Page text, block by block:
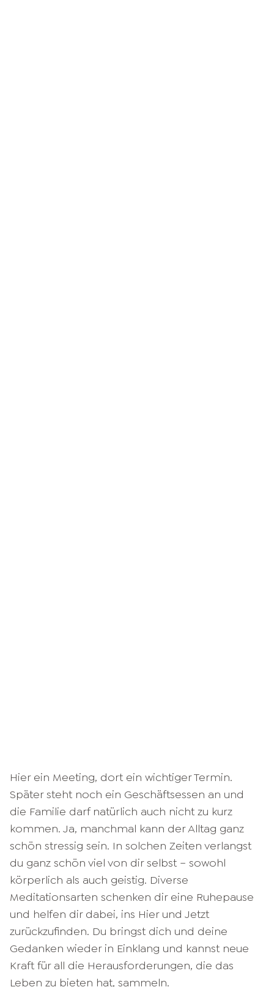
Hier ein Meeting, dort ein wichtiger Termin.
Später steht noch ein Geschäftsessen an und
die Familie darf natürlich auch nicht zu kurz
kommen. Ja, manchmal kann der Alltag ganz
schön stressig sein. In solchen Zeiten verlangst
du ganz schön viel von dir selbst – sowohl
körperlich als auch geistig. Diverse
Meditationsarten schenken dir eine Ruhepause
und helfen dir dabei, ins Hier und Jetzt
zurückzufinden. Du bringst dich und deine
Gedanken wieder in Einklang und kannst neue
Kraft für all die Herausforderungen, die das
Leben zu bieten hat, sammeln.